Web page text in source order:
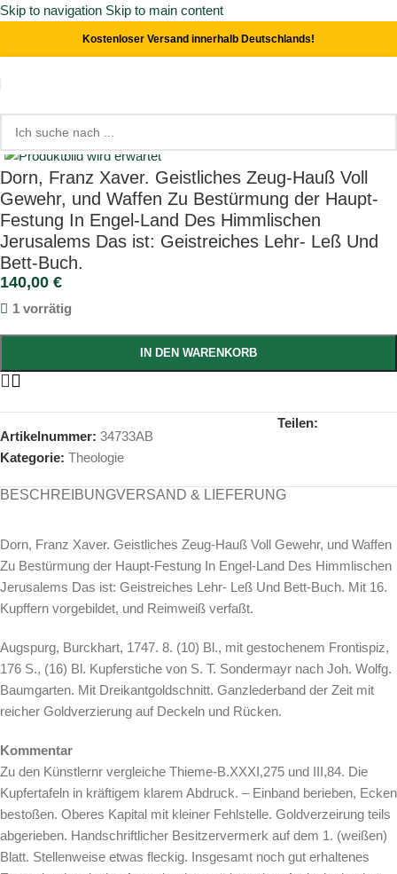
Skip to navigation Skip to main content
Kostenloser Versand innerhalb Deutschlands!
Start/ Theologie
Click to enlarge
Dorn, Franz Xaver. Geistliches Zeug-Hauß Voll
Gewehr, und Waffen Zu Bestürmung der Haupt-
Festung In Engel-Land Des Himmlischen
Jerusalems Das ist: Geistreiches Lehr- Leß Und
Bett-Buch.
140,00 €
1 vorrätig
IN DEN WARENKORB
Artikelnummer: 34733AB
Kategorie: Theologie
Teilen:
BESCHREIBUNGVERSAND & LIEFERUNG
Dorn, Franz Xaver. Geistliches Zeug-Hauß Voll Gewehr, und Waffen
Zu Bestürmung der Haupt-Festung In Engel-Land Des Himmlischen
Jerusalems Das ist: Geistreiches Lehr- Leß Und Bett-Buch. Mit 16.
Kupffern vorgebildet, und Reimweiß verfaßt.
Augspurg, Burckhart, 1747. 8. (10) Bl., mit gestochenem Frontispiz,
176 S., (16) Bl. Kupferstiche von S. T. Sondermayr nach Joh. Wolfg.
Baumgarten. Mit Dreikantgoldschnitt. Ganzlederband der Zeit mit
reicher Goldverzierung auf Deckeln und Rücken.
Kommentar
Zu den Künstlernr vergleiche Thieme-B.XXXI,275 und III,84. Die
Kupfertafeln in kräftigem klarem Abdruck. – Einband berieben, Ecken
bestoßen. Oberes Kapital mit kleiner Fehlstelle. Goldverzeirung teils
abgerieben. Handschriftlicher Besitzervermerk auf dem 1. (weißen)
Blatt. Stellenweise etwas fleckig. Insgesamt noch gut erhaltenes